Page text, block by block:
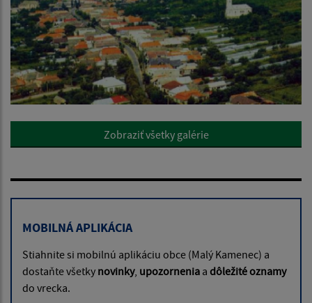
Zobraziť všetky galérie
MOBILNÁ APLIKÁCIA
Stiahnite si mobilnú aplikáciu obce (Malý Kamenec) a
dostaňte všetky novinky, upozornenia a dôležité oznamy
do vrecka.